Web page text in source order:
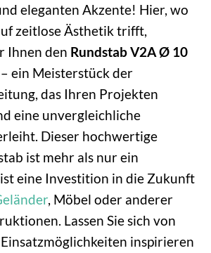
eleganten Akzente! Hier, wo
zeitlose Ästhetik trifft,
Ihnen den Rundstab V2A Ø 10
– ein Meisterstück der
das Ihren Projekten
eine unvergleichliche
Dieser hochwertige
ist mehr als nur ein
eine Investition in die Zukunft
, Möbel oder anderer
Lassen Sie sich von
inspirieren